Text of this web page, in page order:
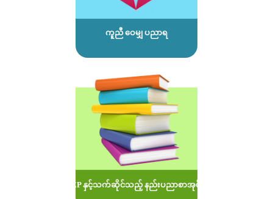
ကူညီ ဝေမျှ ပညာရ
MOEP နှင့်သက်ဆိုင်သည့် နည်းပညာစာအုပ်များ